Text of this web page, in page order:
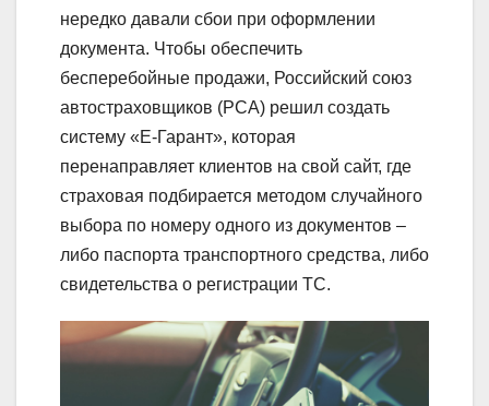
нередко давали сбои при оформлении
документа. Чтобы обеспечить
бесперебойные продажи, Российский союз
автостраховщиков (РСА) решил создать
систему «Е-Гарант», которая
перенаправляет клиентов на свой сайт, где
страховая подбирается методом случайного
выбора по номеру одного из документов –
либо паспорта транспортного средства, либо
свидетельства о регистрации ТС.